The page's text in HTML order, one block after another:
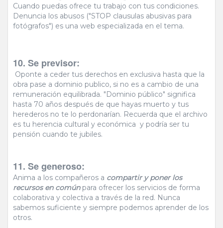
Cuando puedas ofrece tu trabajo con tus condiciones.
Denuncia los abusos ("STOP clausulas abusivas para
fotógrafos") es una web especializada en el tema.
10. Se previsor:
Oponte a ceder tus derechos en exclusiva hasta que la
obra pase a dominio publico, si no es a cambio de una
remuneración equilibrada. "Dominio público" significa
hasta 70 años después de que hayas muerto y tus
herederos no te lo perdonarían. Recuerda que el archivo
es tu herencia cultural y económica y podría ser tu
pensión cuando te jubiles.
11. Se generoso:
Anima a los compañeros a compartir y poner los
recursos en comúnpara ofrecer los servicios de forma
colaborativa y colectiva a través de la red. Nunca
sabemos suficiente y siempre podemos aprender de los
otros.